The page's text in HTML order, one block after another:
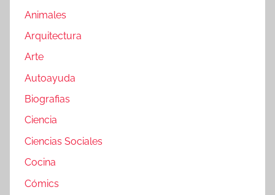
Animales
Arquitectura
Arte
Autoayuda
Biografias
Ciencia
Ciencias Sociales
Cocina
Cómics